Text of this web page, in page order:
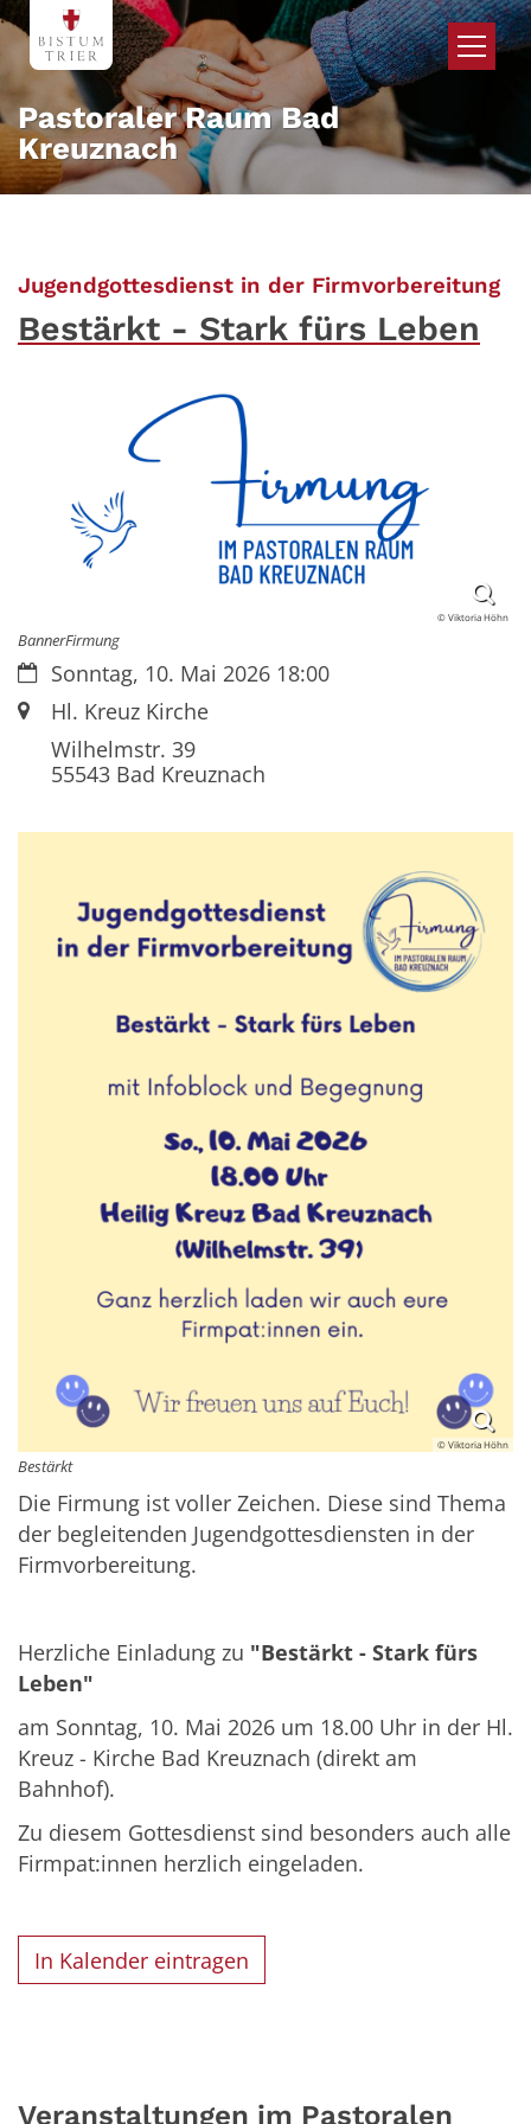
Zum Inhalt springen
Pastoraler Raum Bad
Kreuznach
Jugendgottesdienst in der Firmvorbereitung:
Bestärkt - Stark fürs Leben
© Viktoria Höhn
BannerFirmung
Datum:Sonntag, 10. Mai 2026 18:00
Ort:Hl. Kreuz Kirche
Wilhelmstr. 39
55543Bad Kreuznach
© Viktoria Höhn
Bestärkt
Die Firmung ist voller Zeichen. Diese sind Thema
der begleitenden Jugendgottesdiensten in der
Firmvorbereitung.
Herzliche Einladung zu "Bestärkt - Stark fürs
Leben"
am Sonntag, 10. Mai 2026 um 18.00 Uhr in der Hl.
Kreuz - Kirche Bad Kreuznach (direkt am
Bahnhof).
Zu diesem Gottesdienst sind besonders auch alle
Firmpat:innen herzlich eingeladen.
In Kalender eintragen
Veranstaltungen im Pastoralen